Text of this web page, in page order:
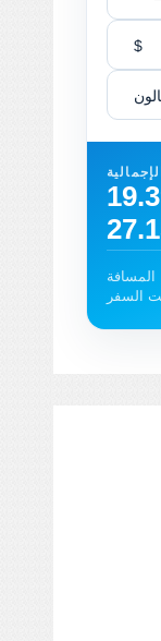
$
المسافة
السفر